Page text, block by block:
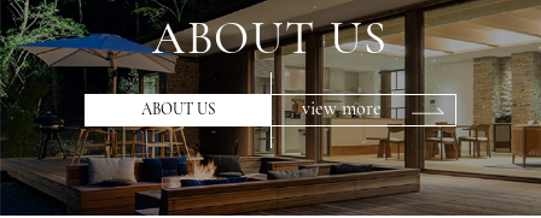
ABOUT US
ABOUT US view more